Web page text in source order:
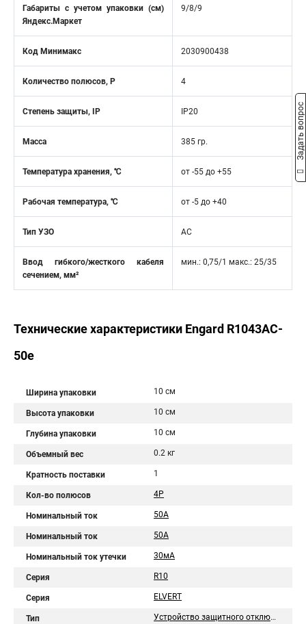
Габариты с учетом упаковки (см)
Яндекс.Маркет
9/8/9
Код Минимакс 2030900438
Количество полюсов, Р 4
Степень защиты, IP IP20
Масса 385 гр.
Температура хранения, ℃ от -55 до +55
Рабочая температура, ℃ от -5 до +40
Тип УЗО AC
Ввод гибкого/жесткого кабеля
сечением, мм²
мин.: 0,75/1 макс.: 25/35
Технические характеристики Engard R1043AC-
50e
Ширина упаковки 10 см
Высота упаковки 10 см
Глубина упаковки 10 см
Объемный вес 0.2 кг
Кратность поставки 1
Кол-во полюсов 4P
Номинальный ток 50A
Номинальный ток 50А
Номинальный ток утечки 30мА
Серия R10
Серия ELVERT
Тип Устройство защитного отключения
Задать вопрос